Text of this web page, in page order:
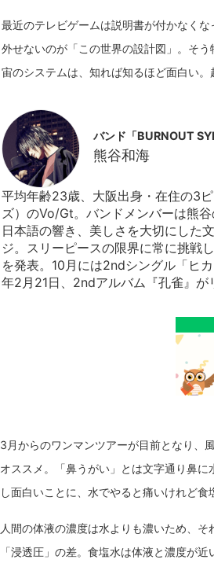
最近のテレビゲームは説明書が付かなく
外せないのが「この世界の設計図」。そ
バンド「BURNOUT
熊谷和海
平均年齢23歳、大阪出身・在住の3
ズ）のVo/Gt。バンドメンバーは熊
日本語の響き、美しさを大切にした
ジ。スリーピースの限界に常に挑戦
を発表。10月には2ndシングル「ヒ
年2月21日、2ndアルバム『孔雀』
3月からのワンマンツアーが目前となり、
オススメ。「鼻うがい」とは文字通り鼻
し面白いことに、水でやると痛いけれど食
人間の体液の濃度は水よりも濃いため、
「浸透圧」の差。食塩水は体液と濃度が